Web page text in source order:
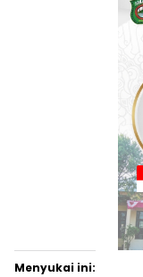
Menyukai ini: